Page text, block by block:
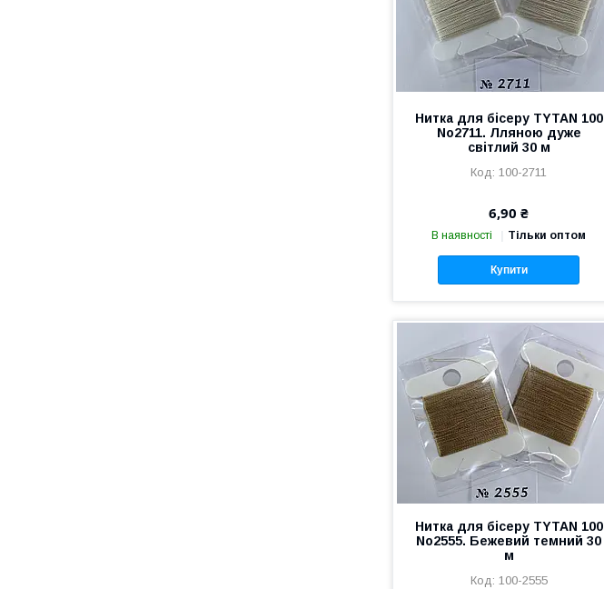
Нитка для бісеру TYTAN 100
No2711. Лляною дуже
світлий 30 м
100-2711
6,90 ₴
В наявності Тільки оптом
Купити
Нитка для бісеру TYTAN 100
No2555. Бежевий темний 30
м
100-2555